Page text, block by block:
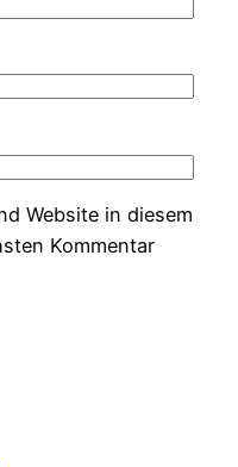
Website in diesem
Kommentar